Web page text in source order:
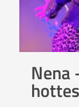
Nena